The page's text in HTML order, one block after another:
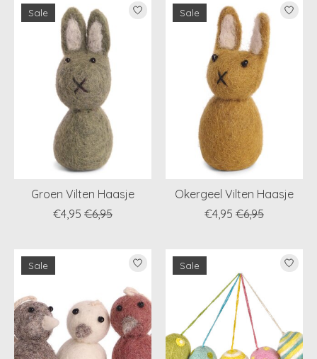
Sale
Groen Vilten Haasje
€4,95 €6,95
Sale
Okergeel Vilten Haasje
€4,95 €6,95
Sale Sale